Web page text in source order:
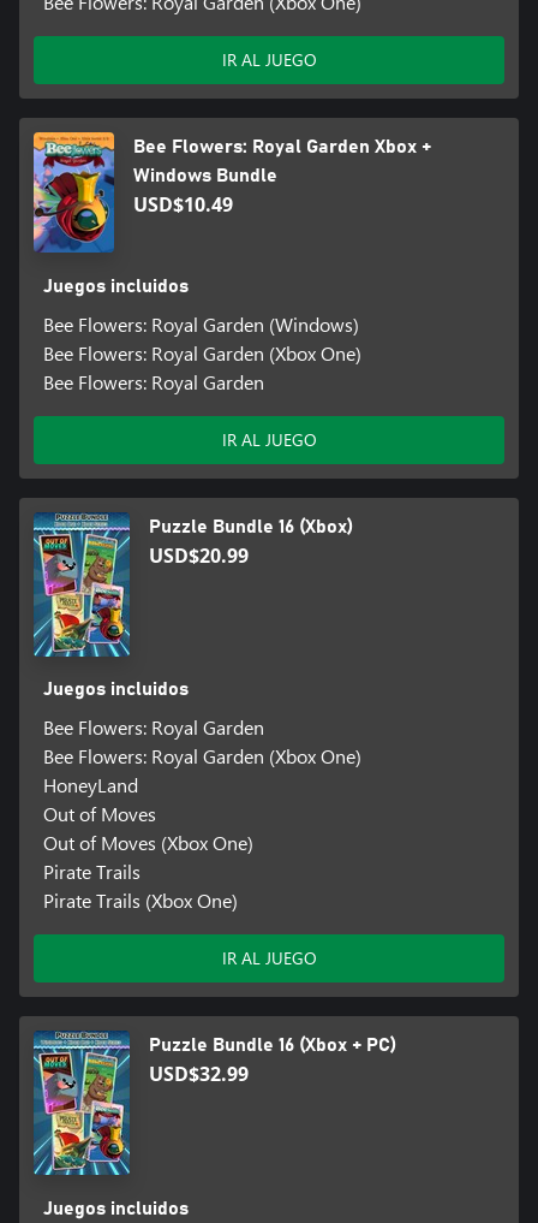
IR AL JUEGO
Bee Flowers: Royal Garden Xbox +
Windows Bundle
USD$10.49
Juegos incluidos
Bee Flowers: Royal Garden (Windows)
Bee Flowers: Royal Garden (Xbox One)
Bee Flowers: Royal Garden
IR AL JUEGO
Puzzle Bundle 16 (Xbox)
USD$20.99
Juegos incluidos
Bee Flowers: Royal Garden
Bee Flowers: Royal Garden (Xbox One)
HoneyLand
Out of Moves
Out of Moves (Xbox One)
Pirate Trails
Pirate Trails (Xbox One)
IR AL JUEGO
Puzzle Bundle 16 (Xbox + PC)
USD$32.99
Juegos incluidos